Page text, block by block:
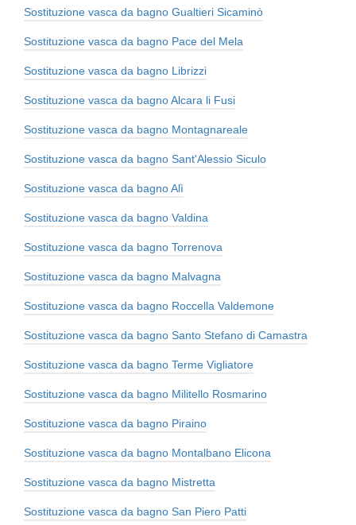
Sostituzione vasca da bagno Gualtieri Sicaminò
Sostituzione vasca da bagno Pace del Mela
Sostituzione vasca da bagno Librizzi
Sostituzione vasca da bagno Alcara li Fusi
Sostituzione vasca da bagno Montagnareale
Sostituzione vasca da bagno Sant'Alessio Siculo
Sostituzione vasca da bagno Alì
Sostituzione vasca da bagno Valdina
Sostituzione vasca da bagno Torrenova
Sostituzione vasca da bagno Malvagna
Sostituzione vasca da bagno Roccella Valdemone
Sostituzione vasca da bagno Santo Stefano di Camastra
Sostituzione vasca da bagno Terme Vigliatore
Sostituzione vasca da bagno Militello Rosmarino
Sostituzione vasca da bagno Piraino
Sostituzione vasca da bagno Montalbano Elicona
Sostituzione vasca da bagno Mistretta
Sostituzione vasca da bagno San Piero Patti